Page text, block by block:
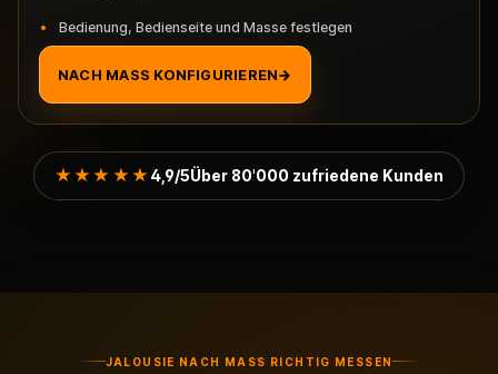
Bedienung, Bedienseite und Masse festlegen
NACH MASS KONFIGURIEREN→
★★★★★ 4,9/5Über 80'000 zufriedene Kunden
JALOUSIE NACH MASS RICHTIG MESSEN